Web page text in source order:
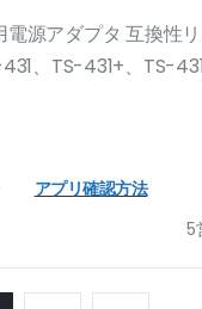
電源アダプタ 互換
、TS-431+、TS-
アプリ確認方法
5